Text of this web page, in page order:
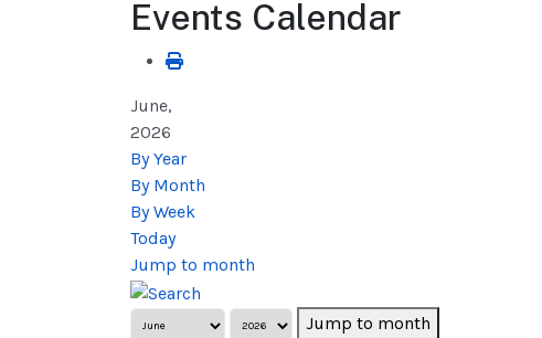
Events Calendar
June,
2026
By Year
By Month
By Week
Today
Jump to month
Jump to month